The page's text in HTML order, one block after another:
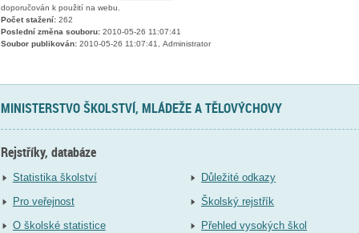
doporučován k použití na webu.
Počet stažení:262
Poslední změna souboru:2010-05-26 11:07:41
Soubor publikován:2010-05-26 11:07:41, Administrator
MINISTERSTVO ŠKOLSTVÍ, MLÁDEŽE A TĚLOVÝCHOVY
Rejstříky, databáze
Statistika školství
Pro veřejnost
O školské statistice
Důležité odkazy
Školský rejstřík
Přehled vysokých škol